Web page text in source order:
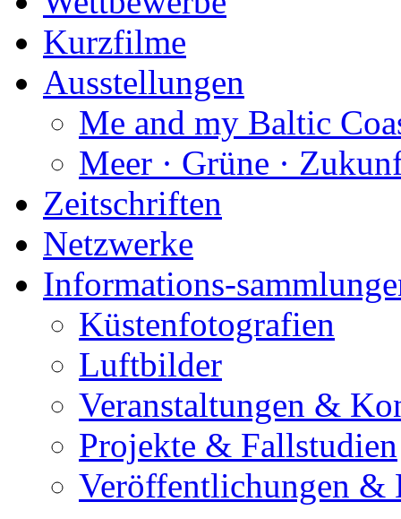
Kurzfilme
Ausstellungen
Me and my Baltic
Meer · Grüne ·
Zeitschriften
Netzwerke
Informations-
Küstenfotografien
Luftbilder
Veranstaltungen &
Projekte & Fallstudien
Veröffentlichungen &